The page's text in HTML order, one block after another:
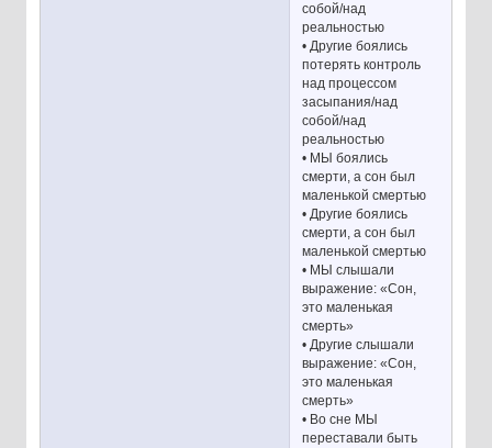
собой/над
реальностью
• Другие боялись
потерять контроль
над процессом
засыпания/над
собой/над
реальностью
• МЫ боялись
смерти, а сон был
маленькой смертью
• Другие боялись
смерти, а сон был
маленькой смертью
• МЫ слышали
выражение: «Сон,
это маленькая
смерть»
• Другие слышали
выражение: «Сон,
это маленькая
смерть»
• Во сне МЫ
переставали быть